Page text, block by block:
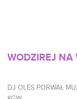
WODZIREJ NA
DJ OLES PORWAŁ